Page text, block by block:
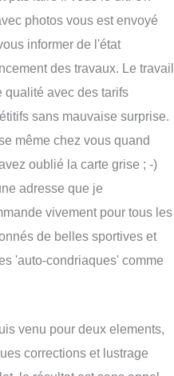
photos vous est envoyé
informer de l'état
des travaux. Le travail
qualité avec des tarifs
sans mauvaise surprise.
même chez vous quand
oublié la carte grise ; -)
adresse que je
vivement pour tous les
de belles sportives et
'auto-condriaques' comme
venu pour deux elements,
corrections et lustrage